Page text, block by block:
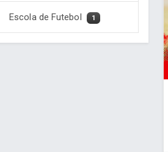
Escola de Futebol 1